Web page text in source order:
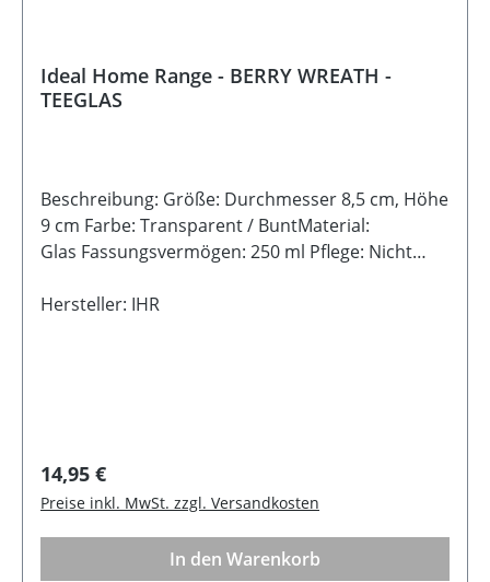
Ideal Home Range - BERRY WREATH -
TEEGLAS
Beschreibung: Größe: Durchmesser 8,5 cm, Höhe
9 cm Farbe: Transparent / BuntMaterial:
Glas Fassungsvermögen: 250 ml Pflege: Nicht
Handwäsche Hinweis: LebensmittelechtHinweis:
Hersteller: IHR
Regulärer Preis:
14,95 €
Preise inkl. MwSt. zzgl. Versandkosten
In den Warenkorb